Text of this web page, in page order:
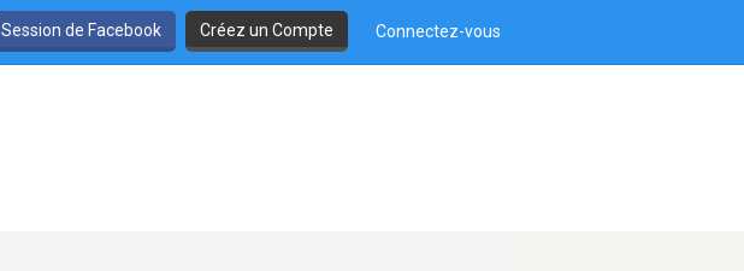
Session de Facebook Créez un Compte Connectez-vous